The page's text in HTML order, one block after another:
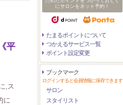
平
,ス
に
にサロンをネット予約！
たまるポイントについて
つかえるサービス一覧
ポイント設定変更
ブックマーク
ログインすると会員情報に保存できます
サロン
スタイリスト